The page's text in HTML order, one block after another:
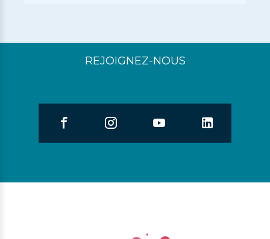
REJOIGNEZ-NOUS